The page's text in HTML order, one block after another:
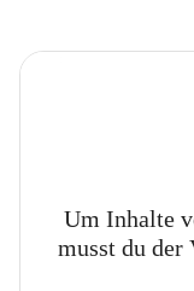
Um Inhalte
musst du der